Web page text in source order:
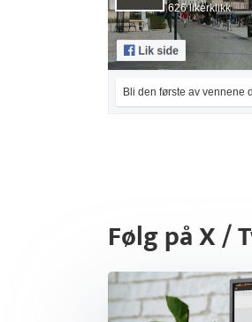
626 likerklikk
Bli den første av vennene
Følg på X /